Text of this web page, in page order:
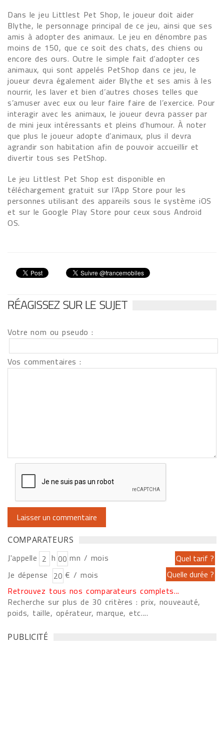
Dans le jeu Littlest Pet Shop, le joueur doit aider
Blythe, le personnage principal de ce jeu, ainsi que ses
amis à adopter des animaux. Le jeu en dénombre pas
moins de 150, que ce soit des chats, des chiens ou
encore des ours. Outre le simple fait d’adopter ces
animaux, qui sont appelés PetShop dans ce jeu, le
joueur devra également aider Blythe et ses amis à les
nourrir, les laver et bien d’autres choses telles que
s’amuser avec eux ou leur faire faire de l’exercice. Pour
interagir avec les animaux, le joueur devra passer par
de mini jeux intéressants et pleins d’humour. À noter
que plus le joueur adopte d’animaux, plus il devra
agrandir son habitation afin de pouvoir accueillir et
divertir tous ses PetShop.
Le jeu Littlest Pet Shop est disponible en
téléchargement gratuit sur l’App Store pour les
personnes utilisant des appareils sous le système iOS
et sur le Google Play Store pour ceux sous Android
OS.
RÉAGISSEZ SUR LE SUJET
Votre nom ou pseudo :
Vos commentaires :
COMPARATEURS
J'appelle h
mn / mois
Je dépense
€ / mois
Retrouvez tous nos comparateurs complets...
Recherche sur plus de 30 critères : prix, nouveauté,
poids, taille, opérateur, marque, etc....
PUBLICITÉ